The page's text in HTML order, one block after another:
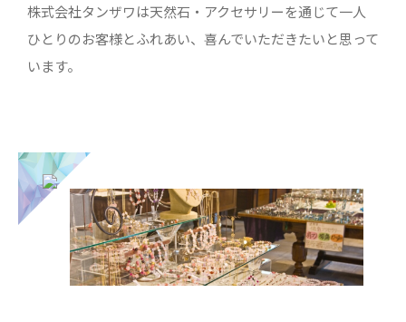
株式会社タンザワは天然石・アクセサリーを通じて一人
ひとりのお客様とふれあい、喜んでいただきたいと思って
います。